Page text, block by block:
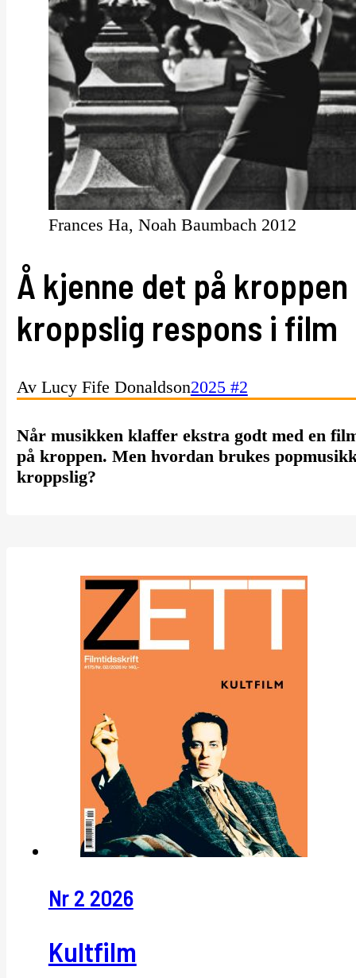
Frances Ha, Noah Baumbach 2012
Å kjenne det på
kroppslig respons i film
Av Lucy Fife Donaldson2025 #2
Når musikken klaffer ekstra godt med en
på kroppen. Men hvordan brukes
kroppslig?
Nr 2 2026
Kultfilm